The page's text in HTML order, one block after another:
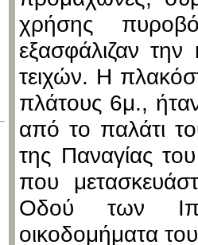
χρήσης
εξασφάλιζαν
τειχών. Η
πλάτους 6μ.,
από το παλάτι
της Παναγίας
που
Οδού των
οικοδομήματα